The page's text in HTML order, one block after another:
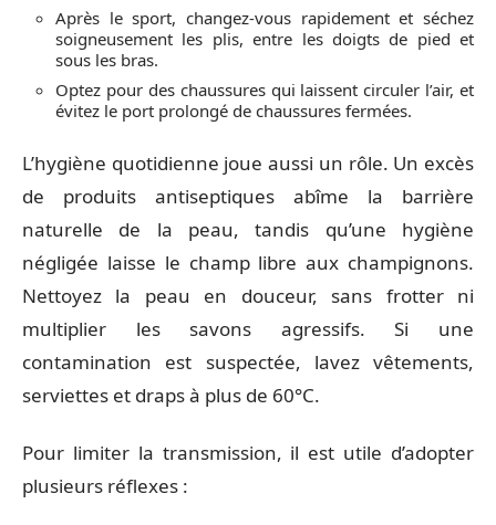
Après le sport, changez-vous rapidement et séchez
soigneusement les plis, entre les doigts de pied et
sous les bras.
Optez pour des chaussures qui laissent circuler l’air, et
évitez le port prolongé de chaussures fermées.
L’hygiène quotidienne joue aussi un rôle. Un excès
de produits antiseptiques abîme la barrière
naturelle de la peau, tandis qu’une hygiène
négligée laisse le champ libre aux champignons.
Nettoyez la peau en douceur, sans frotter ni
multiplier les savons agressifs. Si une
contamination est suspectée, lavez vêtements,
serviettes et draps à plus de 60°C.
Pour limiter la transmission, il est utile d’adopter
plusieurs réflexes :